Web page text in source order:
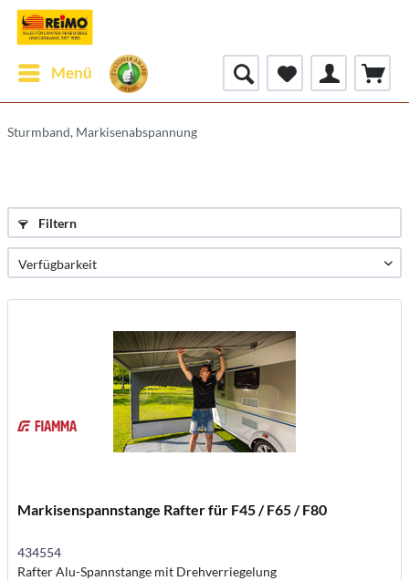
Menü
Sturmband, Markisenabspannung
Filtern
Markisenspannstange Rafter für F45 / F65 / F80
434554
Rafter Alu-Spannstange mit Drehverriegelung